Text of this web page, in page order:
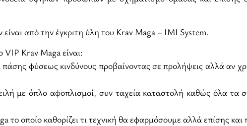
είναι από την έγκριτη ύλη του Krav Maga – IMI System.
VIP Krav Maga είναι:
φύσεως κινδύνους προβαίνοντας σε προλήψεις αλλά αν
με όπλο αφοπλισμοί, συν ταχεία καταστολή καθώς όλα τα
οποίο καθορίζει τι τεχνική θα εφαρμόσουμε αλλά επίσης και